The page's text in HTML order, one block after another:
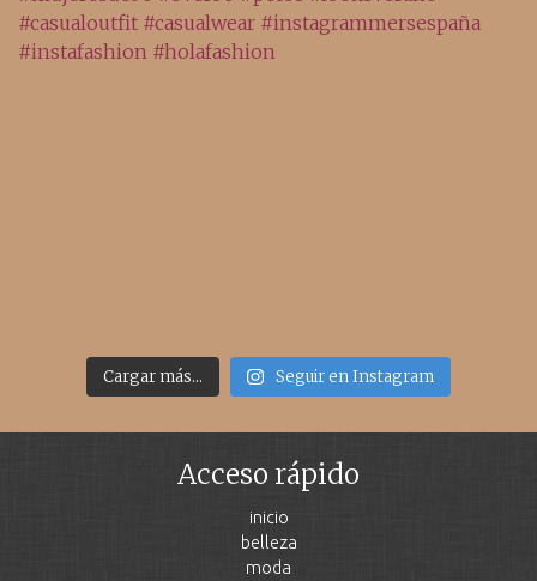
Cargar más... Seguir en Instagram
Acceso rápido
inicio
belleza
moda